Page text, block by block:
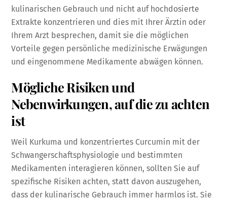
kulinarischen Gebrauch und nicht auf hochdosierte
Extrakte konzentrieren und dies mit Ihrer Ärztin oder
Ihrem Arzt besprechen, damit sie die möglichen
Vorteile gegen persönliche medizinische Erwägungen
und eingenommene Medikamente abwägen können.
Mögliche Risiken und
Nebenwirkungen, auf die zu achten
ist
Weil Kurkuma und konzentriertes Curcumin mit der
Schwangerschaftsphysiologie und bestimmten
Medikamenten interagieren können, sollten Sie auf
spezifische Risiken achten, statt davon auszugehen,
dass der kulinarische Gebrauch immer harmlos ist. Sie